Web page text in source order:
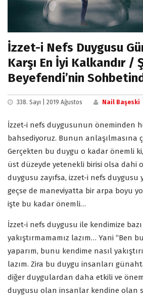
İzzet-i Nefs Duygusu
Karşı En İyi Kalkandır /
Beyefendi’nin
338. Sayı | 2019 Ağustos Nail Başeski
İzzet-i nefs duygusunun öneminden
bahsediyoruz. Bunun anlaşılmasına
Gerçekten bu duygu o kadar önemli
üst düzeyde yetenekli birisi olsa dahi
duygusu zayıfsa, izzet-i nefs duygusu
geçse de maneviyatta bir arpa boyu
işte bu kadar önemli…
İzzet-i nefs duygusu ile kendimize
yakıştırmamamız lazım… Yani “Ben
yaparım, bunu kendime nasıl
lazım. Zira bu duygu insanları
diğer duygulardan daha etkili ve
duygusu olan insanlar kendine olan